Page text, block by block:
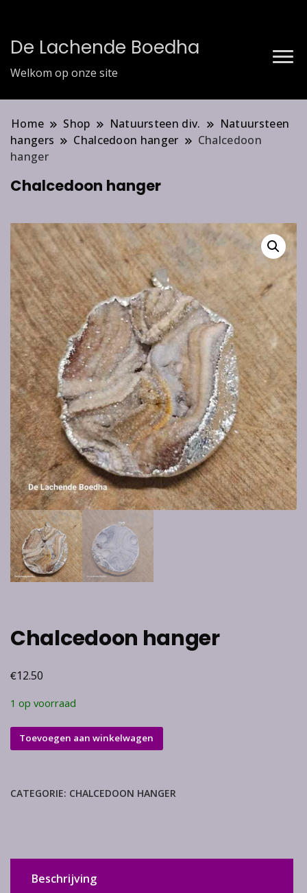
De Lachende Boedha
Welkom op onze site
Home Shop Natuursteen div.
Natuursteen
hangers
Chalcedoon hanger
Chalcedoon
hanger
Chalcedoon hanger
Chalcedoon hanger
€12.50
1 op voorraad
Chalcedoon
hanger
Toevoegen aan winkelwagen
CATEGORIE: CHALCEDOON HANGER
Beschrijving